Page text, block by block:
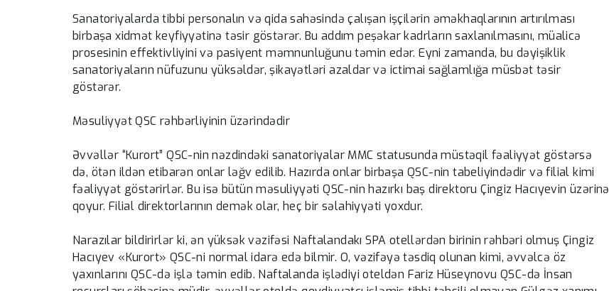
Sanatoriyalarda tibbi personalın və qida sahəsində çalışan işçilərin əməkhaqlarının artırılması
birbaşa xidmət keyfiyyətinə təsir göstərər. Bu addım peşəkar kadrların saxlanılmasını, müalicə
prosesinin effektivliyini və pasiyent məmnunluğunu təmin edər. Eyni zamanda, bu dəyişiklik
sanatoriyaların nüfuzunu yüksəldər, şikayətləri azaldar və ictimai sağlamlığa müsbət təsir
göstərər.
Məsuliyyət QSC rəhbərliyinin üzərindədir
Əvvəllər “Kurort” QSC-nin nəzdindəki sanatoriyalar MMC statusunda müstəqil fəaliyyət göstərsə
də, ötən ildən etibarən onlar ləğv edilib. Hazırda onlar birbaşa QSC-nin tabeliyindədir və filial kimi
fəaliyyət göstərirlər. Bu isə bütün məsuliyyəti QSC-nin hazırkı baş direktoru Çingiz Hacıyevin üzərinə
qoyur. Filial direktorlarının demək olar, heç bir səlahiyyəti yoxdur.
Narazılar bildirirlər ki, ən yüksək vəzifəsi Naftalandakı SPA otellərdən birinin rəhbəri olmuş Çingiz
Hacıyev «Kurort» QSC-ni normal idarə edə bilmir. O, vəzifəyə təsdiq olunan kimi, əvvəlcə öz
yaxınlarını QSC-də işlə təmin edib. Naftalanda işlədiyi oteldən Fariz Hüseynovu QSC-də İnsan